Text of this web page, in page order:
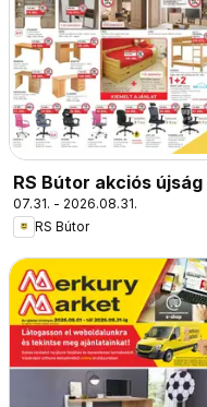
RS Bútor akciós újság
07.31. - 2026.08.31.
RS Bútor